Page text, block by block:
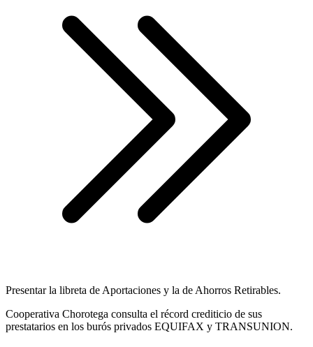
Presentar la libreta de Aportaciones y la de Ahorros Retirables.
Cooperativa Chorotega consulta el récord crediticio de sus
prestatarios en los burós privados EQUIFAX y TRANSUNION.